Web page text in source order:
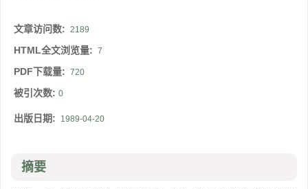
文章访问数: 2189
HTML全文浏览量: 7
PDF下载量: 720
被引次数: 0
出版日期: 1989-04-20
摘要